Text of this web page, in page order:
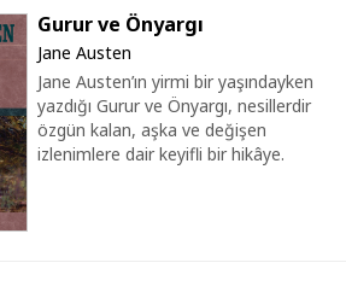
Gurur ve Önyargı
Jane Austen
Jane Austen’ın yirmi bir yaşındayken
yazdığı Gurur ve Önyargı, nesillerdir
özgün kalan, aşka ve değişen
izlenimlere dair keyifli bir hikâye.